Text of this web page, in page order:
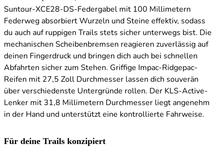
Suntour-XCE28-DS-Federgabel mit 100 Millimetern
Federweg absorbiert Wurzeln und Steine effektiv, sodass
du auch auf ruppigen Trails stets sicher unterwegs bist. Die
mechanischen Scheibenbremsen reagieren zuverlässig auf
deinen Fingerdruck und bringen dich auch bei schnellen
Abfahrten sicher zum Stehen. Griffige Impac-Ridgepac-
Reifen mit 27,5 Zoll Durchmesser lassen dich souverän
über verschiedenste Untergründe rollen. Der KLS-Active-
Lenker mit 31,8 Millimetern Durchmesser liegt angenehm
in der Hand und unterstützt eine kontrollierte Fahrweise.
Für deine Trails konzipiert